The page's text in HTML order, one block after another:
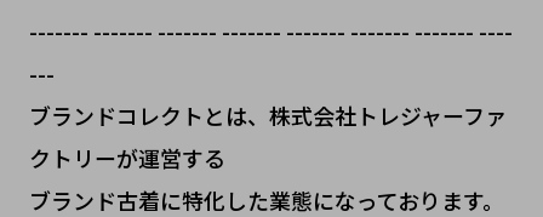
------- ------- ------- ------- ------- ------- ------- ----
---
ブランドコレクトとは、株式会社トレジャーファ
クトリーが運営する
ブランド古着に特化した業態になっております。